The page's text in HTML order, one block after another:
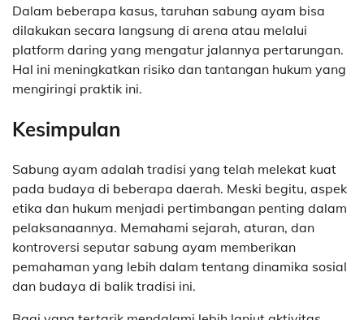
Dalam beberapa kasus, taruhan sabung ayam bisa
dilakukan secara langsung di arena atau melalui
platform daring yang mengatur jalannya pertarungan.
Hal ini meningkatkan risiko dan tantangan hukum yang
mengiringi praktik ini.
Kesimpulan
Sabung ayam adalah tradisi yang telah melekat kuat
pada budaya di beberapa daerah. Meski begitu, aspek
etika dan hukum menjadi pertimbangan penting dalam
pelaksanaannya. Memahami sejarah, aturan, dan
kontroversi seputar sabung ayam memberikan
pemahaman yang lebih dalam tentang dinamika sosial
dan budaya di balik tradisi ini.